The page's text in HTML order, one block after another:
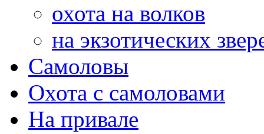
охота на волков
на экзотических
Самоловы
Охота с самоловами
На привале